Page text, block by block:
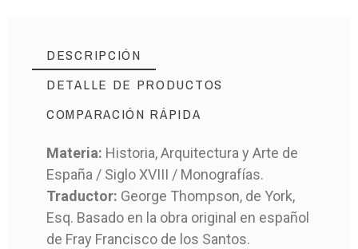
DESCRIPCIÓN
DETALLE DE PRODUCTOS
COMPARACIÓN RÁPIDA
Materia: Historia, Arquitectura y Arte de
España / Siglo XVIII / Monografías.
Traductor: George Thompson, de York,
Esq. Basado en la obra original en español
de Fray Francisco de los Santos.
Referencia MD-9163